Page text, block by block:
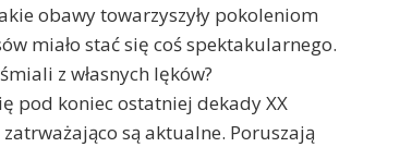
obawy towarzyszyły pokoleniom
miało stać się coś spektakularnego.
z własnych lęków?
pod koniec ostatniej dekady XX
są aktualne. Poruszają